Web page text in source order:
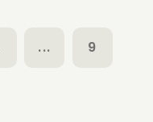
... 9